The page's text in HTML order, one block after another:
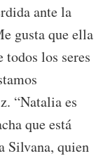
ante la
gusta que ella
los seres
“Natalia es
que está
Silvana, quien